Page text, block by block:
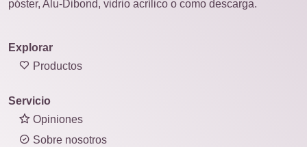
póster, Alu-Dibond, vidrio acrílico o como descarga.
Explorar
Productos
Servicio
Opiniones
Sobre nosotros